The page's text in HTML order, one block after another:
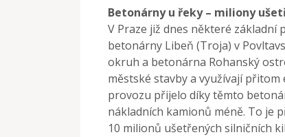
Betonárny u řeky – miliony
V Praze již dnes některé základní
betonárny Libeň (Troja) v
okruh a betonárna Rohanský
městské stavby a využívají
provozu přijelo díky těmto
nákladních kamionů méně. To je
10 milionů ušetřených silničních